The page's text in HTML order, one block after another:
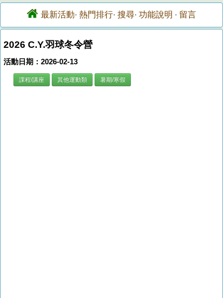
最新活動· 熱門排行· 搜尋· 功能說明 · 留言
2026 C.Y.羽球冬令營
活動日期：2026-02-13
課程/講座 其他運動類 暑期/寒假